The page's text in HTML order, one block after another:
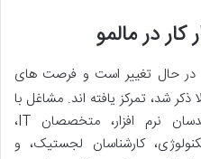
در مالمو
حال تغییر است و فرصت های
شد، تمرکز یافته اند. مشاغل با
بیشترین تقاضا اغلب شامل مهندسان نرم افزار، متخصصان IT،
کارشناسان لجستیک، و